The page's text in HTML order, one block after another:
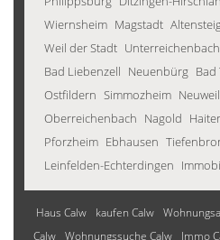
Wiernsheim Magstadt
Weil der Stadt Unterreichenbach
Bad Liebenzell Neuenbürg Bad
Ostfildern Simmozheim
Oberreichenbach Nagold
Pforzheim Ebhausen
Leinfelden-Echterdingen
Haus Calw kaufen Calw
Calw Wohnungssuche Calw Immo